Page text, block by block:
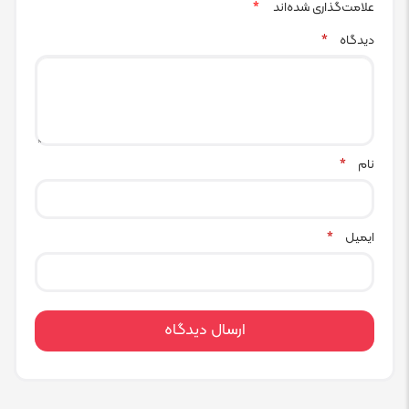
علامت‌گذاری شده‌اند
*
دیدگاه
*
نام *
ایمیل *